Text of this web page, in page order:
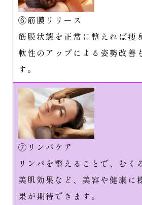
⑥筋膜リリース
筋膜状態を正常に整えれば痩
軟性のアップによる姿勢改善
す。
⑦リンパケア
リンパを整えることで、むく
美肌効果など、美容や健康に
果が期待できます。